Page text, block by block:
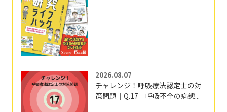
2026.08.07
チャレンジ！呼吸療法認定士の対
策問題｜Q.17｜呼吸不全の病態...